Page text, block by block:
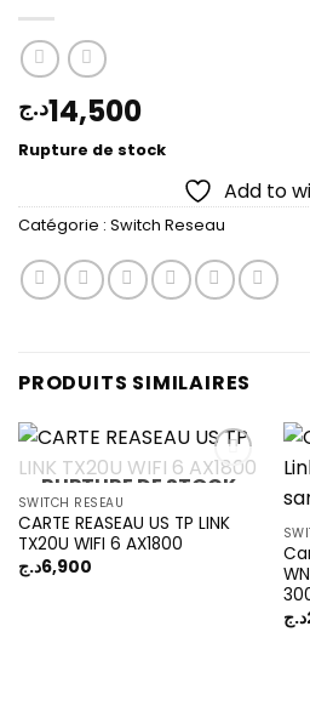
14,500د.ج
Rupture de stock
Add to
Catégorie : Switch Reseau
PRODUITS SIMILAIRES
Add to
RUPTURE DE STOCK
SWITCH RESEAU
CARTE REASEAU US TP LINK
TX20U WIFI 6 AX1800
6,900د.ج
د.ج